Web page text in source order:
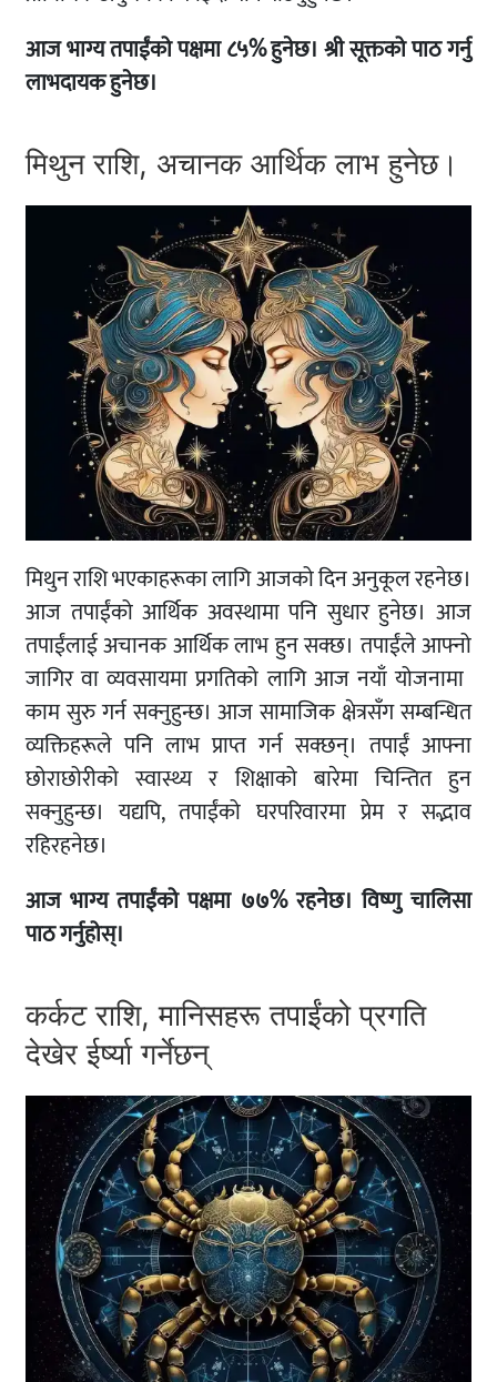
आज भाग्य तपाईंको पक्षमा ८५% हुनेछ। श्री सूक्तको पाठ गर्नु
लाभदायक हुनेछ।
मिथुन राशि, अचानक आर्थिक लाभ हुनेछ।
मिथुन राशि भएकाहरूका लागि आजको दिन अनुकूल रहनेछ।
आज तपाईंको आर्थिक अवस्थामा पनि सुधार हुनेछ। आज
तपाईंलाई अचानक आर्थिक लाभ हुन सक्छ। तपाईंले आफ्नो
जागिर वा व्यवसायमा प्रगतिको लागि आज नयाँ योजनामा ​​
काम सुरु गर्न सक्नुहुन्छ। आज सामाजिक क्षेत्रसँग सम्बन्धित
व्यक्तिहरूले पनि लाभ प्राप्त गर्न सक्छन्। तपाईं आफ्ना
छोराछोरीको स्वास्थ्य र शिक्षाको बारेमा चिन्तित हुन
सक्नुहुन्छ। यद्यपि, तपाईंको घरपरिवारमा प्रेम र सद्भाव
रहिरहनेछ।
आज भाग्य तपाईंको पक्षमा ७७% रहनेछ। विष्णु चालिसा
पाठ गर्नुहोस्।
कर्कट राशि, मानिसहरू तपाईंको प्रगति
देखेर ईर्ष्या गर्नेछन्